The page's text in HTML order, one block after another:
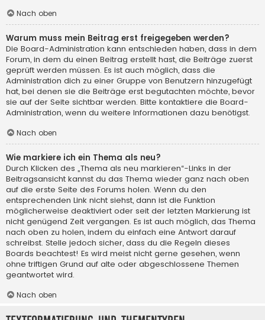
Nach oben
Warum muss mein Beitrag erst freigegeben werden?
Die Board-Administration kann entschieden haben, dass in dem
Forum, in dem du einen Beitrag erstellt hast, die Beiträge zuerst
geprüft werden müssen. Es ist auch möglich, dass die
Administration dich zu einer Gruppe von Benutzern hinzugefügt
hat, bei denen sie die Beiträge erst begutachten möchte, bevor
sie auf der Seite sichtbar werden. Bitte kontaktiere die Board-
Administration, wenn du weitere Informationen dazu benötigst.
Nach oben
Wie markiere ich ein Thema als neu?
Durch Klicken des „Thema als neu markieren“-Links in der
Beitragsansicht kannst du das Thema wieder ganz nach oben
auf die erste Seite des Forums holen. Wenn du den
entsprechenden Link nicht siehst, dann ist die Funktion
möglicherweise deaktiviert oder seit der letzten Markierung ist
nicht genügend Zeit vergangen. Es ist auch möglich, das Thema
nach oben zu holen, indem du einfach eine Antwort darauf
schreibst. Stelle jedoch sicher, dass du die Regeln dieses
Boards beachtest! Es wird meist nicht gerne gesehen, wenn
ohne triftigen Grund auf alte oder abgeschlossene Themen
geantwortet wird.
Nach oben